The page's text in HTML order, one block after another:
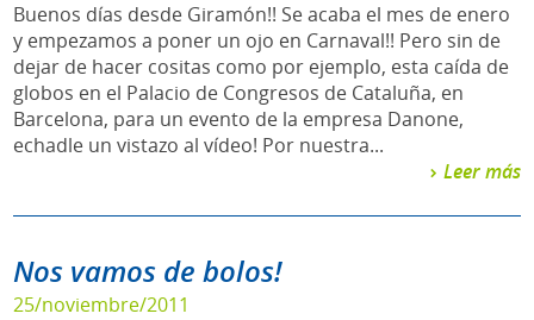
Buenos días desde Giramón!! Se acaba el mes de enero
y empezamos a poner un ojo en Carnaval!! Pero sin de
dejar de hacer cositas como por ejemplo, esta caída de
globos en el Palacio de Congresos de Cataluña, en
Barcelona, para un evento de la empresa Danone,
echadle un vistazo al vídeo! Por nuestra...
Leer más
Nos vamos de bolos!
25/noviembre/2011